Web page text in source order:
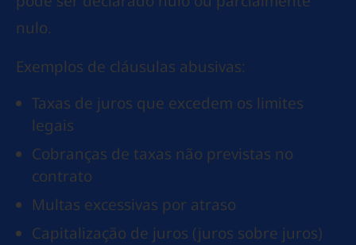
nulo.
Exemplos de cláusulas abusivas:
Taxas de juros que excedem os limites
legais
Cobranças de taxas não previstas no
contrato
Multas excessivas por atraso
Capitalização de juros (juros sobre juros)